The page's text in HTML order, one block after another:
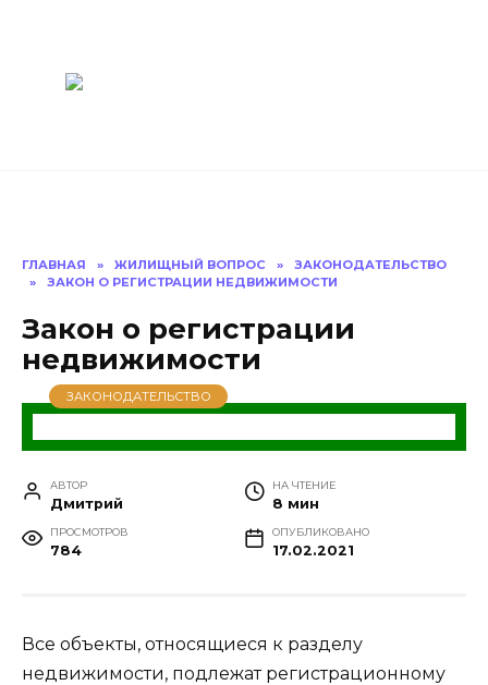
ГЛАВНАЯ » ЖИЛИЩНЫЙ ВОПРОС »
ЗАКОНОДАТЕЛЬСТВО
»
ЗАКОН О РЕГИСТРАЦИИ НЕДВИЖИМОСТИ
Закон о регистрации
недвижимости
ЗАКОНОДАТЕЛЬСТВО
АВТОР
Дмитрий
НА ЧТЕНИЕ
8 мин
ПРОСМОТРОВ
784
ОПУБЛИКОВАНО
17.02.2021
Все объекты, относящиеся к разделу
недвижимости, подлежат регистрационному